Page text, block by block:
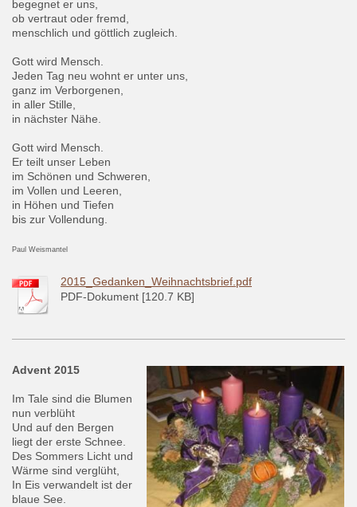
begegnet er uns,
ob vertraut oder fremd,
menschlich und göttlich zugleich.
Gott wird Mensch.
Jeden Tag neu wohnt er unter uns,
ganz im Verborgenen,
in aller Stille,
in nächster Nähe.
Gott wird Mensch.
Er teilt unser Leben
im Schönen und Schweren,
im Vollen und Leeren,
in Höhen und Tiefen
bis zur Vollendung.
Paul Weismantel
2015_Gedanken_Weihnachtsbrief.pdf
PDF-Dokument [120.7 KB]
Advent 2015
Im Tale sind die Blumen
nun verblüht
Und auf den Bergen
liegt der erste Schnee.
Des Sommers Licht und
Wärme sind verglüht,
In Eis verwandelt ist der
blaue See.